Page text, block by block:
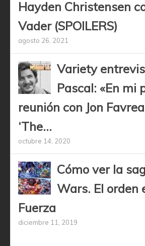
Hayden Christensen
Vader (SPOILERS)
agosto 26, 2021
Variety
Pascal: «En mi
reunión con Jon
‘The...
octubre 14, 2020
Cómo ver la
Wars. El orden
Fuerza
diciembre 11, 2019